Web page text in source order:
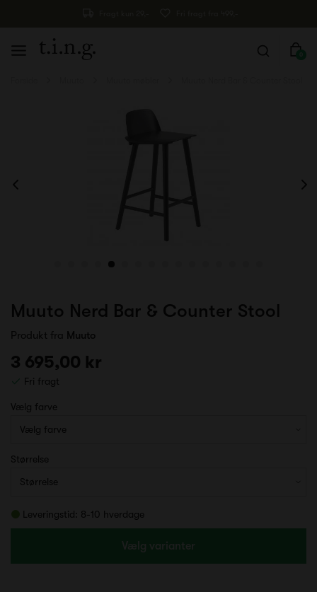
0
Muuto Nerd Bar & Counter Stool
Produkt fra Muuto
3 695,00 kr
Fri fragt
Vælg farve
Størrelse
Leveringstid: 8-10 hverdage
Vælg varianter